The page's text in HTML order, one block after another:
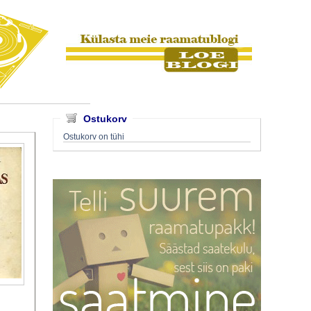
Ostukorv
Ostukorv on tühi